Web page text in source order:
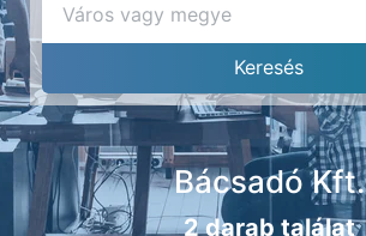
Bácsadó Kft.
2 darab találat